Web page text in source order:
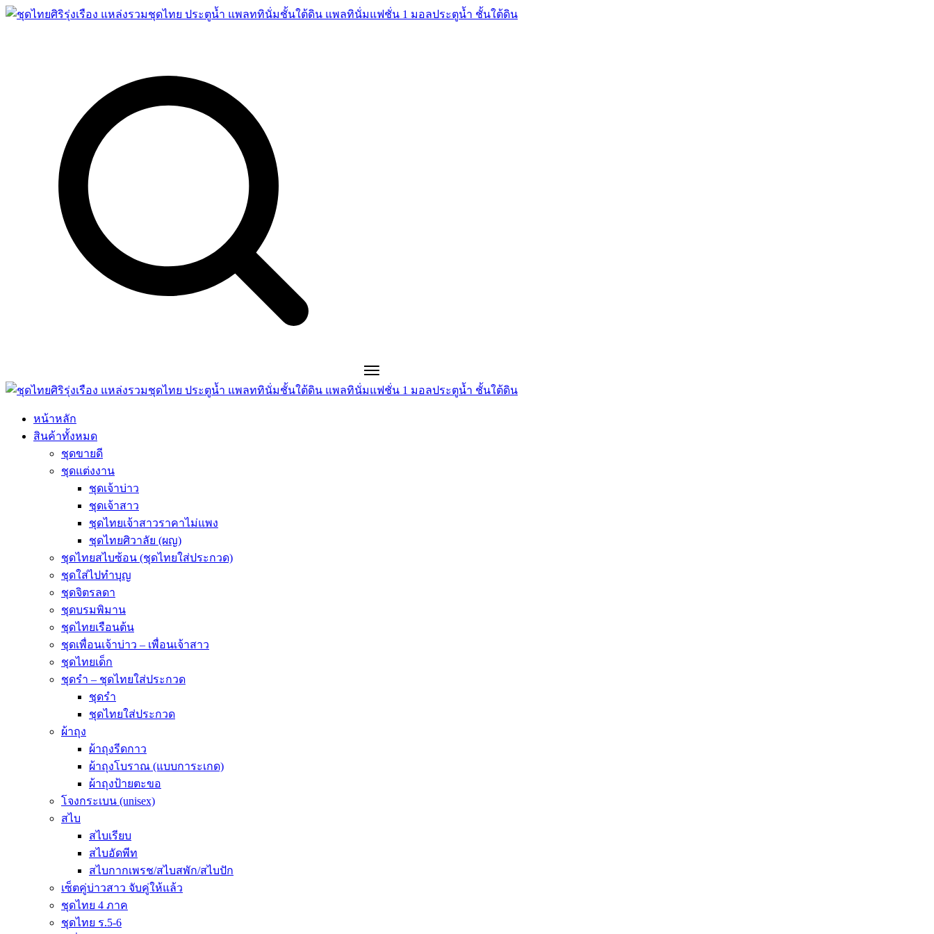
หน้าหลัก
สินค้าทั้งหมด
ชุดขายดี
ชุดแต่งงาน
ชุดเจ้าบ่าว
ชุดเจ้าสาว
ชุดไทยเจ้าสาวราคาไม่แพง
ชุดไทยศิวาลัย (ผญ)
ชุดไทยสไบซ้อน (ชุดไทยใส่ประกวด)
ชุดใส่ไปทำบุญ
ชุดจิตรลดา
ชุดบรมพิมาน
ชุดไทยเรือนต้น
ชุดเพื่อนเจ้าบ่าว – เพื่อนเจ้าสาว
ชุดไทยเด็ก
ชุดรำ – ชุดไทยใส่ประกวด
ชุดรำ
ชุดไทยใส่ประกวด
ผ้าถุง
ผ้าถุงรีดกาว
ผ้าถุงโบราณ (แบบการะเกด)
ผ้าถุงป้ายตะขอ
โจงกระเบน (unisex)
สไบ
สไบเรียบ
สไบอัดพีท
สไบกากเพรช/สไบสพัก/สไบปัก
เซ็ตคู่บ่าวสาว จับคู่ให้แล้ว
ชุดไทย 4 ภาค
ชุดไทย ร.5-6